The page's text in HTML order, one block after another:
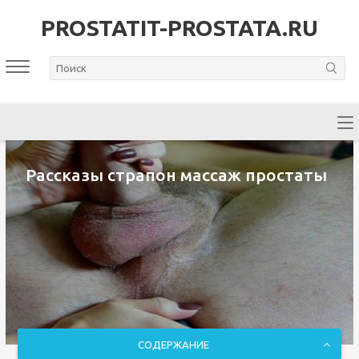
PROSTATIT-PROSTATA.RU
Рассказы страпон массаж простаты
СОДЕРЖАНИЕ